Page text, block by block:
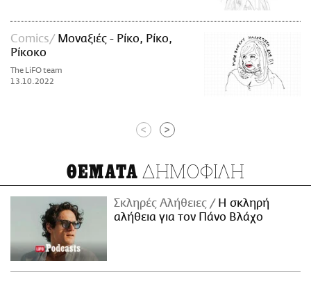
Comics
Μοναξιές - Ρίκο, Ρίκο,
Ρίκοκο
The LiFO team
13.10.2022
< >
ΘΕΜΑΤΑ ΔΗΜΟΦΙΛΗ
Σκληρές Αλήθειες
H σκληρή
αλήθεια για τον Πάνο Βλάχο